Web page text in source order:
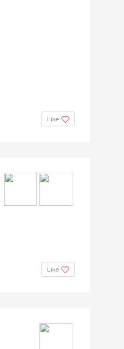
Like
Like